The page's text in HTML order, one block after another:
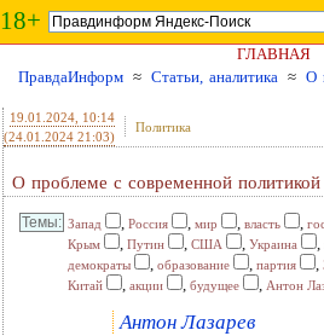
18+
ГЛАВНАЯ
ПравдаИнформ ≈ Статьи, аналитика ≈ О
19.01.2024 , 10:14
(24.01.2024 21:03)
Политика
О проблеме с современной политикой
Запад , Россия , мир , власть ,
Крым
, Путин , США , Украина ,
демократы
, образование , партия ,
Китай , акции , будущее , Антон
Антон Лазарев